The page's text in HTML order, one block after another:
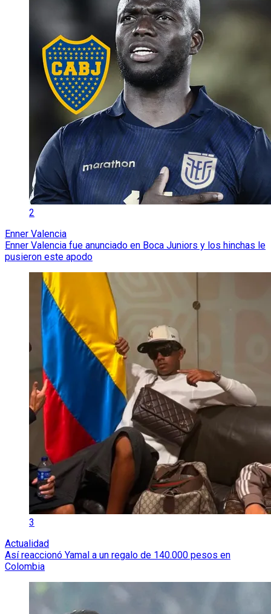
2
Enner Valencia
Enner Valencia fue anunciado en Boca Juniors y los hinchas le
pusieron este apodo
3
Actualidad
Así reaccionó Yamal a un regalo de 140.000 pesos en
Colombia